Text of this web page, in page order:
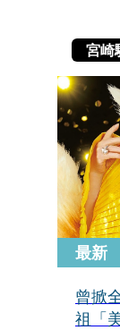
宮崎
最新
曾掀
祖「